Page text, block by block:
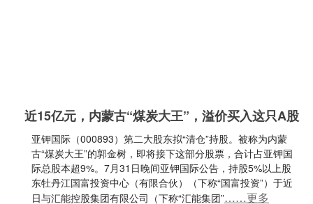
近15亿元，内蒙古“煤炭大王”，溢价买入这只A股
亚钾国际（000893）第二大股东拟“清仓”持股。被称为内蒙
古“煤炭大王”的郭金树，即将接下这部分股票，合计占亚钾国
际总股本超9%。7月31日晚间亚钾国际公告，持股5%以上股
东牡丹江国富投资中心（有限合伙）（下称“国富投资”）于近
日与汇能控股集团有限公司（下称“汇能集团”……更多